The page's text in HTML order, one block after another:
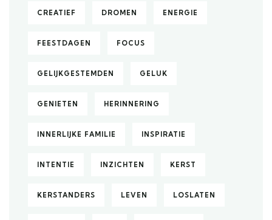
CREATIEF DROMEN ENERGIE
FEESTDAGEN FOCUS
GELIJKGESTEMDEN GELUK
GENIETEN HERINNERING
INNERLIJKE FAMILIE INSPIRATIE
INTENTIE INZICHTEN KERST
KERSTANDERS LEVEN LOSLATEN